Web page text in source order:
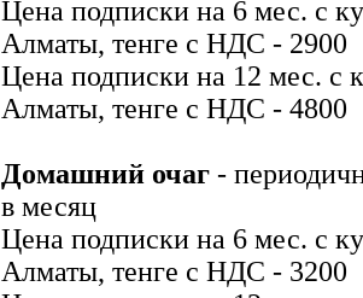
Цена подписки на 6 мес. с
Алматы, тенге с НДС - 2900
Цена подписки на 12 мес. с
Алматы, тенге с НДС - 4800
Домашний очаг -
в месяц
Цена подписки на 6 мес. с
Алматы, тенге с НДС - 3200